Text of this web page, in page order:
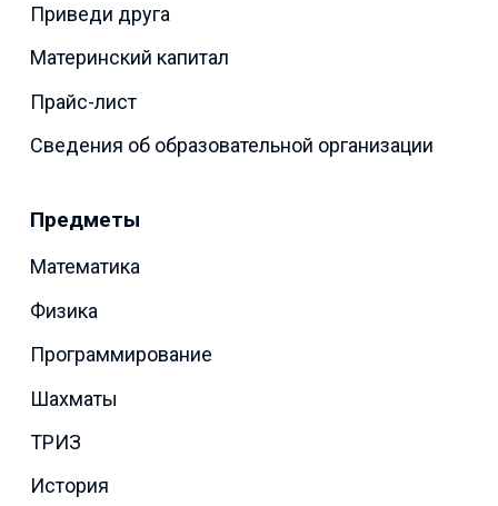
Приведи друга
Материнский капитал
Прайс-лист
Сведения об образовательной организации
Предметы
Математика
Физика
Программирование
Шахматы
ТРИЗ
История